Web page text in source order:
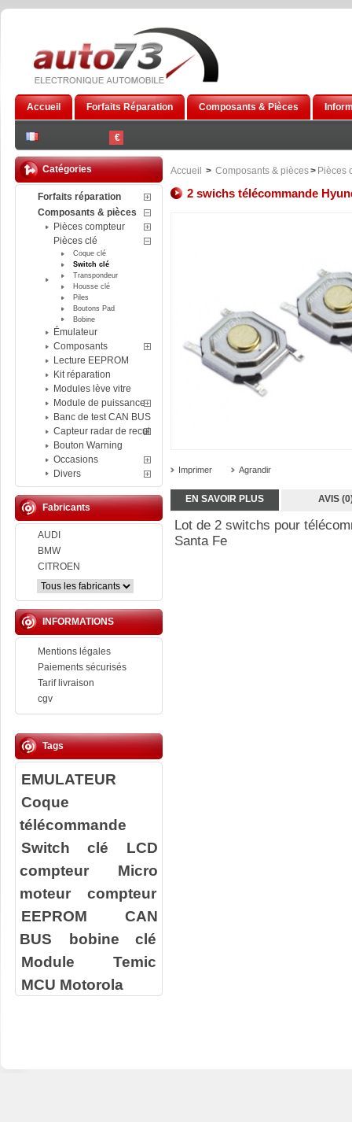
€
Accueil Forfaits Réparation Composants & Pièces
Catégories
Forfaits réparation
Composants & pièces
Pièces compteur
Pièces clé
Coque clé
Switch clé
Transpondeur
Housse clé
Piles
Boutons Pad
Bobine
Émulateur
Composants
Lecture EEPROM
Kit réparation
Modules lève vitre
Module de puissance
Banc de test CAN BUS
Capteur radar de recul
Bouton Warning
Occasions
Divers
Fabricants
AUDI
BMW
CITROEN
INFORMATIONS
Mentions légales
Paiements sécurisés
Tarif livraison
cgv
Tags
EMULATEUR
Coque
télécommande
Switch clé
LCD
compteur
Micro
moteur compteur
EEPROM
CAN
BUS
bobine clé
Module Temic
MCU Motorola
Accueil > Composants & pièces> Pièces
2 swichs télécommande
Imprimer Agrandir
EN SAVOIR PLUS AVIS
Lot de 2 switchs pour
Santa Fe